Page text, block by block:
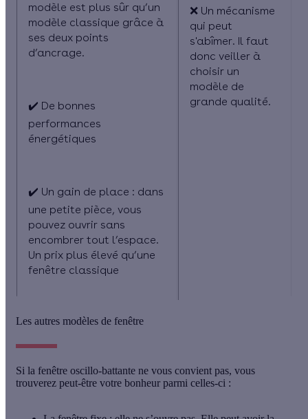
modèle est plus sûr qu’un
modèle classique grâce à
ses deux points
d’ancrage.
✔️ De bonnes
performances
énergétiques
✔️ Un gain de place : dans
une petite pièce, vous
pouvez ouvrir sans
encombrer tout l’espace.
Un prix plus élevé qu’une
fenêtre classique
❌ Un mécanisme
qui peut
s'abîmer. Il faut
donc veiller à
choisir un
modèle de
grande qualité.
Les autres modèles de fenêtre
Si la fenêtre oscillo-battante ne vous convient pas, vous
trouverez peut-être votre bonheur parmi celles-ci :